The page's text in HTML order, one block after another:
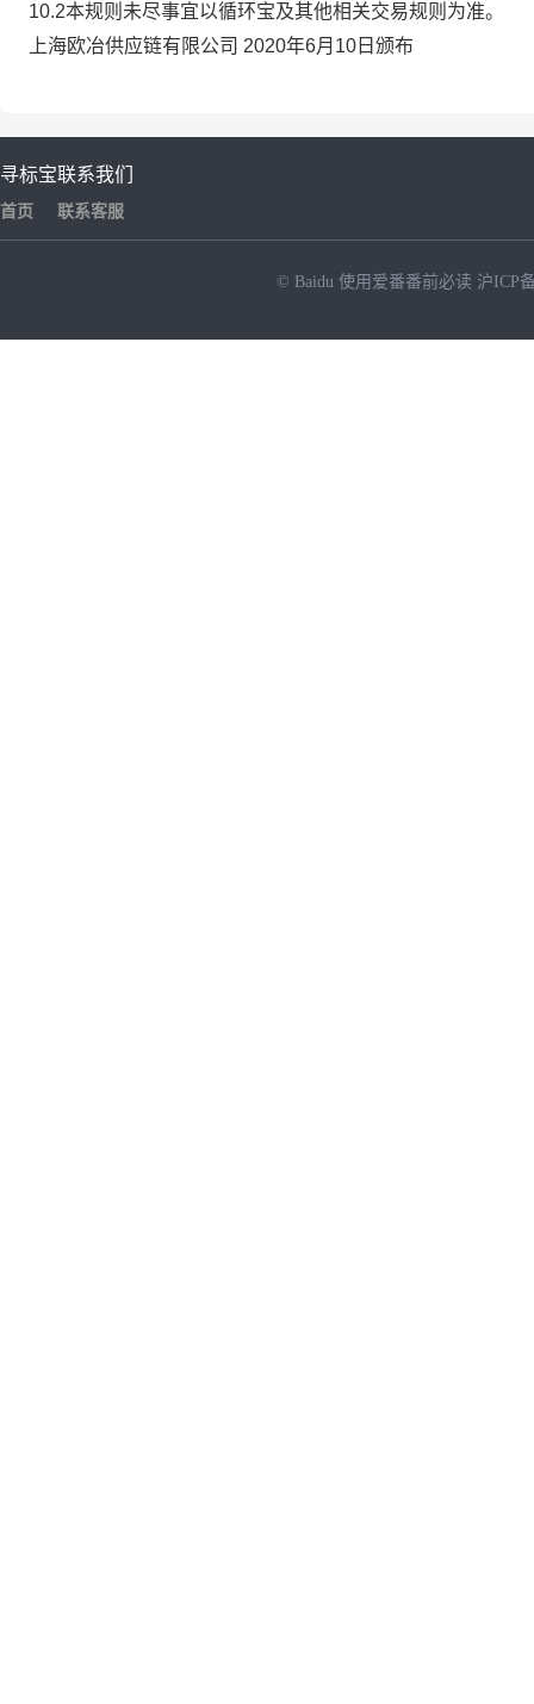
10.2本规则未尽事宜以循环宝及其他相关交易规则为准。
上海欧冶供应链有限公司 2020年6月10日颁布
寻标宝
首页
联系我们
联系客服
© Baidu 使用爱番番前必读 沪ICP